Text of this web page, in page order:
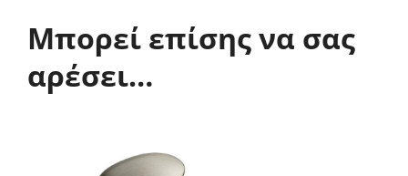
Μπορεί επίσης να σας
αρέσει…